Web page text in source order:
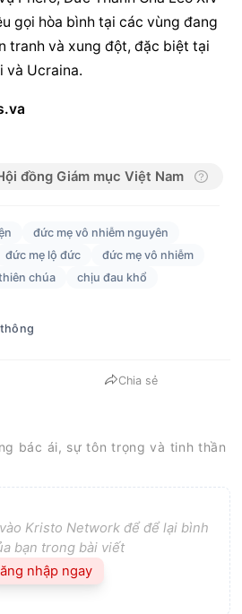
tranh và xung đột, đặc biệt tại
và Ucraina.
đồng Giám mục Việt Nam
đức mẹ vô nhiễm nguyên
đức mẹ lộ đức
đức mẹ vô nhiễm
chúa chịu đau khổ
Chia sẻ
bác ái, sự tôn trọng và tinh thần
Kristo Network để để lại bình
bạn trong bài viết
nhập ngay